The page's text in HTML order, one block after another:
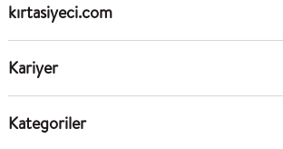
kırtasiyeci.com
Kariyer
Kategoriler